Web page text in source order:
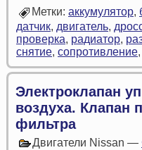
Метки: аккумулятор,
датчик, двигатель,
проверка, радиатор,
снятие, сопротивление
Электроклапан
воздуха. Клапан
фильтра
Двигатели Nissan —